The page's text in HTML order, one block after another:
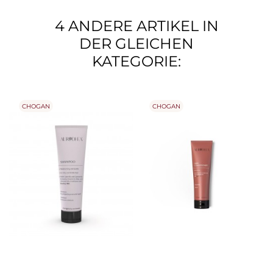
4 ANDERE ARTIKEL IN
DER GLEICHEN
KATEGORIE:
CHOGAN CHOGAN